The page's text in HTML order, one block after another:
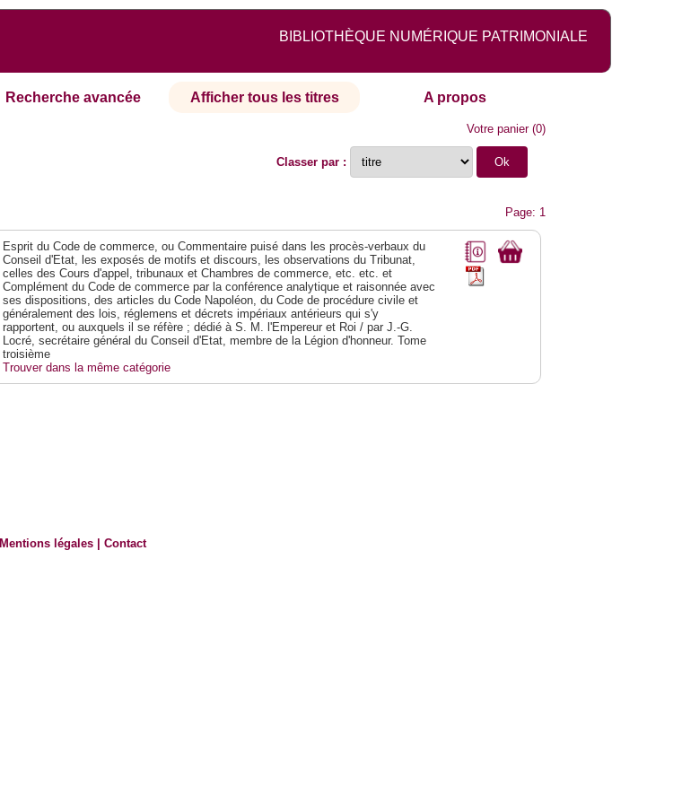
BIBLIOTHÈQUE NUMÉRIQUE PATRIMONIALE
Recherche avancée Afficher tous les titres A propos
Votre panier(0)
Classer par :
Page: 1
Esprit du Code de commerce, ou Commentaire puisé dans les procès-verbaux du
Conseil d'Etat, les exposés de motifs et discours, les observations du Tribunat,
celles des Cours d'appel, tribunaux et Chambres de commerce, etc. etc. et
Complément du Code de commerce par la conférence analytique et raisonnée avec
ses dispositions, des articles du Code Napoléon, du Code de procédure civile et
généralement des lois, réglemens et décrets impériaux antérieurs qui s'y
rapportent, ou auxquels il se réfère ; dédié à S. M. l'Empereur et Roi / par J.-G.
Locré, secrétaire général du Conseil d'Etat, membre de la Légion d'honneur. Tome
troisième
Trouver dans la même catégorie
Mentions légales |Contact